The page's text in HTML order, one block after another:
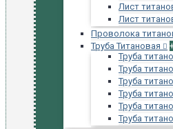
Лист
Лист
Проволока
Труба Титановая
Труба
Труба
Труба
Труба
Труба
Труба